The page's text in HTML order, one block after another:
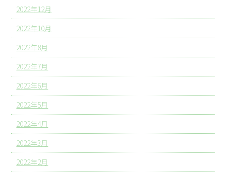
2022年12月
2022年10月
2022年8月
2022年7月
2022年6月
2022年5月
2022年4月
2022年3月
2022年2月